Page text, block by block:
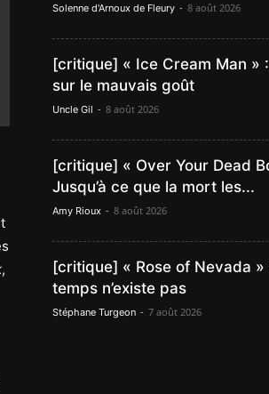
,
Solenne d'Arnoux de Fleury - 8 août 2026
[critique] « Ice Cream Man »
sur le mauvais goût
Uncle Gil - 8 août 2026
[critique] « Over Your Dead
Jusqu’à ce que la mort les...
Amy Rioux - 8 août 2026
[critique] « Rose of Nevada »
temps n’existe pas
Stéphane Turgeon - 7 août 2026